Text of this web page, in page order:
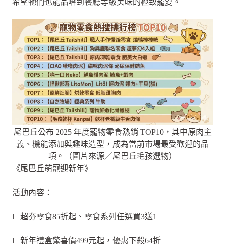
尾巴丘公布 2025 年度寵物零食熱銷 TOP10，其中原肉主
義、機能添加與趣味造型，成為當前市場最受歡迎的品
項。（圖片來源／尾巴丘毛孩選物）
《尾巴丘萌寵迎新年》
活動內容：
l 超夯零食85折起、零食系列任選買3送1
l 新年禮盒驚喜價499元起，優惠下殺64折